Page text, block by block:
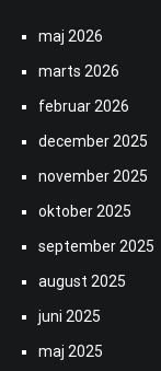
maj 2026
marts 2026
februar 2026
december 2025
november 2025
oktober 2025
september 2025
august 2025
juni 2025
maj 2025